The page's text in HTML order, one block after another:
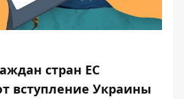
стран ЕС
вступление Украины